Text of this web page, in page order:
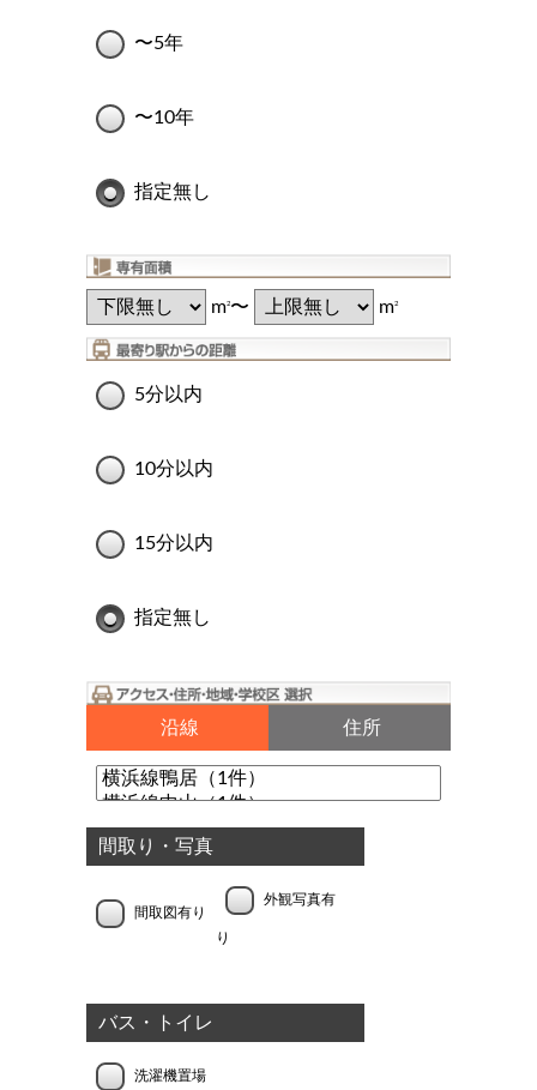
〜5年
〜10年
指定無し
m2〜 m2
5分以内
10分以内
15分以内
指定無し
沿線 住所
間取り・写真
間取図有り
外観写真有
り
バス・トイレ
洗濯機置場